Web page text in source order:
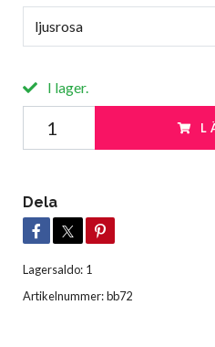
ljusrosa
I lager.
Dela
Lagersaldo: 1
Artikelnummer:bb72